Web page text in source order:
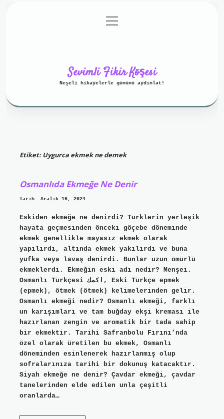
Gizlilik Politikası
menüyü
aç
Sevimli Fikir Köşesi
Neşeli hikayelerle gününü aydınlat!
Etiket:Uygurca ekmek ne demek
Osmanlıda Ekmeğe Ne Denir
Tarih: Aralık 16, 2024
Eskiden ekmeğe ne denirdi? Türklerin yerleşik
hayata geçmesinden önceki göçebe döneminde
ekmek genellikle mayasız ekmek olarak
yapılırdı, altında ekmek yakılırdı ve buna
yufka veya lavaş denirdi. Bunlar uzun ömürlü
ekmeklerdi. Ekmeğin eski adı nedir? Menşei.
Osmanlı Türkçesi اكمك‎, Eski Türkçe epmek‎
(epmek), ötmek‎ (ötmek) kelimelerinden gelir.
Osmanlı ekmeği nedir? Osmanlı ekmeği, farklı
un karışımları ve tam buğday ekşi kreması ile
hazırlanan zengin ve aromatik bir tada sahip
bir ekmektir. Tarihi Safranbolu Fırını’nda
özel olarak üretilen bu ekmek, Osmanlı
döneminden esinlenerek hazırlanmış olup
sofralarınıza tarihi bir dokunuş katacaktır.
Siyah ekmeğe ne denir? Çavdar ekmeği, çavdar
tanelerinden elde edilen unla çeşitli
oranlarda…